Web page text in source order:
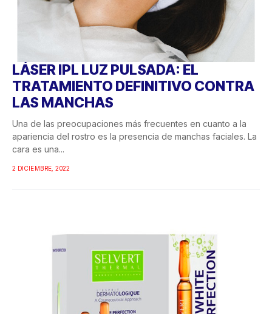
LÁSER IPL LUZ PULSADA: EL
TRATAMIENTO DEFINITIVO CONTRA
LAS MANCHAS
Una de las preocupaciones más frecuentes en cuanto a la
apariencia del rostro es la presencia de manchas faciales. La
cara es una...
2 DICIEMBRE, 2022